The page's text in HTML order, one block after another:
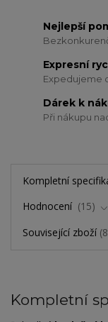
Nejlepší
Expresní
Expedujeme
Dárek k
Při nákupu
Kompletní
Hodnocení
15
Související zboží 8
Kompletní